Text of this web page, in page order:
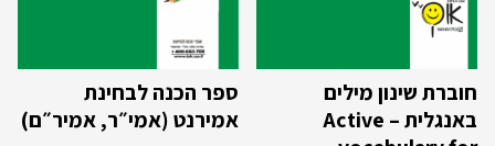
חוברת שינון מילים
באנגלית – Active
ספר הכנה לבחינת
אמירנט (אמי״ר, אמיר״ם)